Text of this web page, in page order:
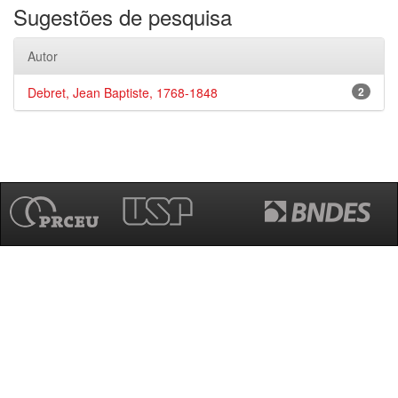
Sugestões de pesquisa
Autor
2
Debret, Jean Baptiste, 1768-1848